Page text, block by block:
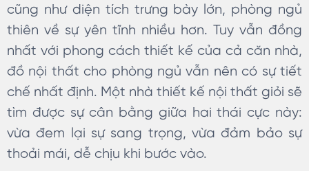
cũng như diện tích trưng bày lớn, phòng ngủ
thiên về sự yên tĩnh nhiều hơn. Tuy vẫn đồng
nhất với phong cách thiết kế của cả căn nhà,
đồ nội thất cho phòng ngủ vẫn nên có sự tiết
chế nhất định. Một nhà thiết kế nội thất giỏi sẽ
tìm được sự cân bằng giữa hai thái cực này:
vừa đem lại sự sang trọng, vừa đảm bảo sự
thoải mái, dễ chịu khi bước vào.